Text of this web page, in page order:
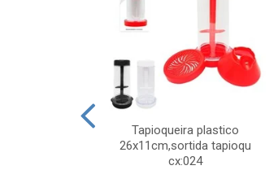
Tapioqueira plastico
26x11cm,sortida tapioqu
cx:024